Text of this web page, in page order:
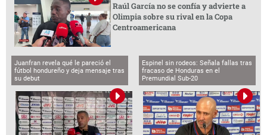
Raúl García no se confía y advierte a
Olimpia sobre su rival en la Copa
Centroamericana
Juanfran revela qué le pareció el
fútbol hondureño y deja mensaje tras
su debut
Espinel sin rodeos: Señala fallas tras
fracaso de Honduras en el
Premundial Sub-20